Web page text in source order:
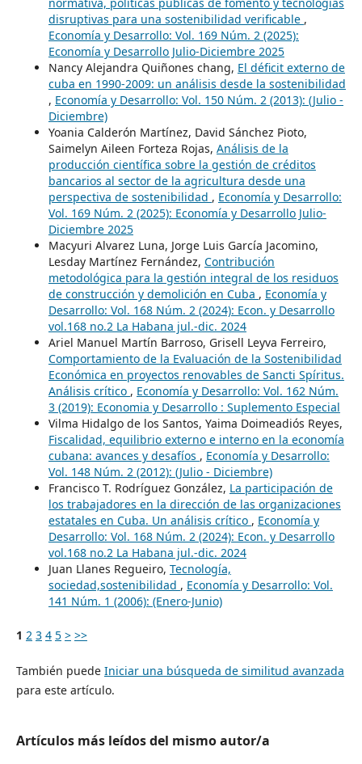
disruptivas para una sostenibilidad verificable ,
Economía y Desarrollo: Vol. 169 Núm. 2 (2025):
Economía y Desarrollo Julio-Diciembre 2025
Nancy Alejandra Quiñones chang, El déficit externo de
cuba en 1990-2009: un análisis desde la sostenibilidad
, Economía y Desarrollo: Vol. 150 Núm. 2 (2013): (Julio -
Diciembre)
Yoania Calderón Martínez, David Sánchez Pioto,
Saimelyn Aileen Forteza Rojas, Análisis de la
producción científica sobre la gestión de créditos
bancarios al sector de la agricultura desde una
perspectiva de sostenibilidad , Economía y Desarrollo:
Vol. 169 Núm. 2 (2025): Economía y Desarrollo Julio-
Diciembre 2025
Macyuri Alvarez Luna, Jorge Luis García Jacomino,
Lesday Martínez Fernández, Contribución
metodológica para la gestión integral de los residuos
de construcción y demolición en Cuba , Economía y
Desarrollo: Vol. 168 Núm. 2 (2024): Econ. y Desarrollo
vol.168 no.2 La Habana jul.-dic. 2024
Ariel Manuel Martín Barroso, Grisell Leyva Ferreiro,
Comportamiento de la Evaluación de la Sostenibilidad
Económica en proyectos renovables de Sancti Spíritus.
Análisis crítico , Economía y Desarrollo: Vol. 162 Núm.
3 (2019): Economia y Desarrollo : Suplemento Especial
Vilma Hidalgo de los Santos, Yaima Doimeadiós Reyes,
Fiscalidad, equilibrio externo e interno en la economía
cubana: avances y desafíos , Economía y Desarrollo:
Vol. 148 Núm. 2 (2012): (Julio - Diciembre)
Francisco T. Rodríguez González, La participación de
los trabajadores en la dirección de las organizaciones
estatales en Cuba. Un análisis crítico , Economía y
Desarrollo: Vol. 168 Núm. 2 (2024): Econ. y Desarrollo
vol.168 no.2 La Habana jul.-dic. 2024
Juan Llanes Regueiro, Tecnología,
sociedad,sostenibilidad , Economía y Desarrollo: Vol.
141 Núm. 1 (2006): (Enero-Junio)
1 2 3 4 5 > >>
También puede Iniciar una búsqueda de similitud avanzada
para este artículo.
Artículos más leídos del mismo autor/a